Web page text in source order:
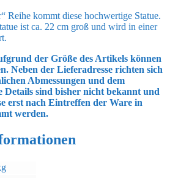
Reihe kommt diese hochwertige Statue.
ist ca. 22 cm groß und wird in einer
der Größe des Artikels können
Neben der Lieferadresse richten sich
Abmessungen und dem
Details sind bisher nicht bekannt und
erst nach Eintreffen der Ware in
werden.